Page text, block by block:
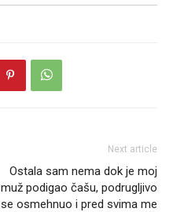
Next article
Ostala sam nema dok je moj
muž podigao čašu, podrugljivo
se osmehnuo i pred svima me